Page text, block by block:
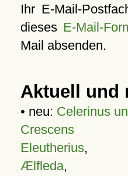
Ihr E-Mail-
dieses E-Mail-
Mail absenden.
Aktuell und
• neu: Celerinus
Crescens
Eleutherius,
Ælfleda,